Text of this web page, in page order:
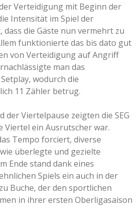
Verteidigung mit Beginn der
Intensität im Spiel der
dass die Gäste nun vermehrt zu
funktionierte das bis dato gut
von Verteidigung auf Angriff
man das
wodurch die
11 Zähler betrug.
der Viertelpause zeigten die SEG
Viertel ein Ausrutscher war.
Tempo forciert, diverse
überlegte und gezielte
Ende stand dank eines
Spiels ein auch in der
Buche, der den sportlichen
in ihrer ersten Oberligasaison